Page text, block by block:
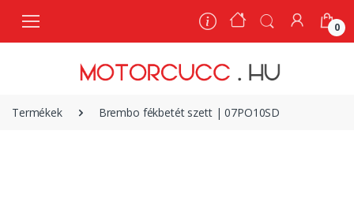
0
Termékek Brembo fékbetét szett | 07PO10SD
0